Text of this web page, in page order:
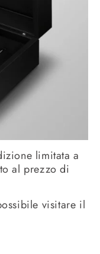
limitata a
al prezzo di
visitare il